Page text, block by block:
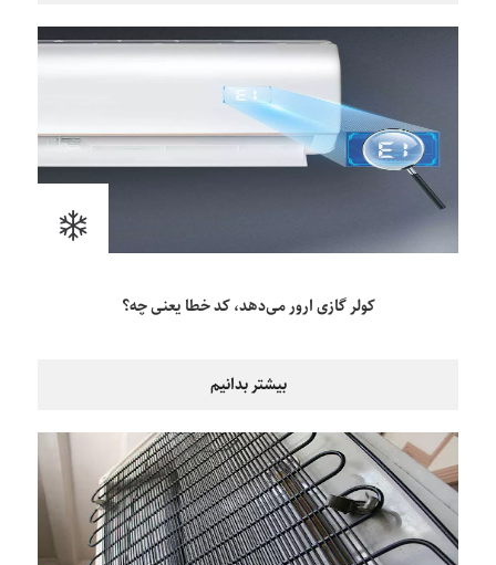
کولر گازی ارور می‌دهد، کد خطا یعنی چه؟
بیشتر بدانیم